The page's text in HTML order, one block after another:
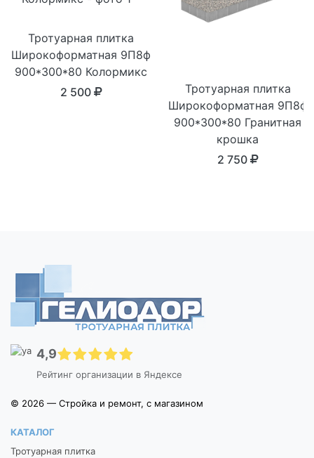
Тротуарная плитка
Широкоформатная 9П8ф
900*300*80 Колормикс
2 500
Тротуарная плитка
Широкоформатная 9П8ф
900*300*80 Гранитная
крошка
2 750
4,9
Рейтинг организации в Яндексе
© 2026 — Стройка и ремонт, с магазином
КАТАЛОГ
Тротуарная плитка